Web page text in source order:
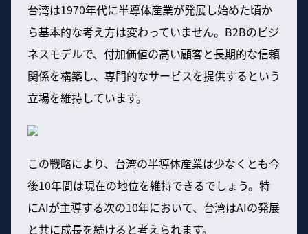
台湾は1970年代に半導体産業が発展し始めた頃か
ら基本的な考え方は変わっていません。B2Bのビジ
ネスモデルで、付加価値の高い顧客と長期的な信頼
関係を構築し、専門的なサービスを提供するという
立場を維持しています。
この戦略により、台湾の半導体産業は少なくとも今
後10年間は現在の地位を維持できるでしょう。特
にAIが主導する次の10年において、台湾はAIの発展
と共に成長を続けると考えられます。